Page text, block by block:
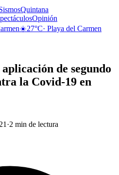
Quintana
Opinión
☀️27°C· Playa del Carmen
de segundo
la Covid-19 en
·2 min de lectura